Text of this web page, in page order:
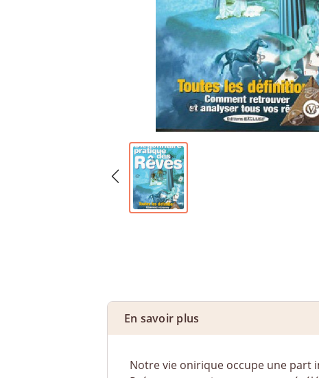
En savoir plus
Notre vie onirique occupe une part